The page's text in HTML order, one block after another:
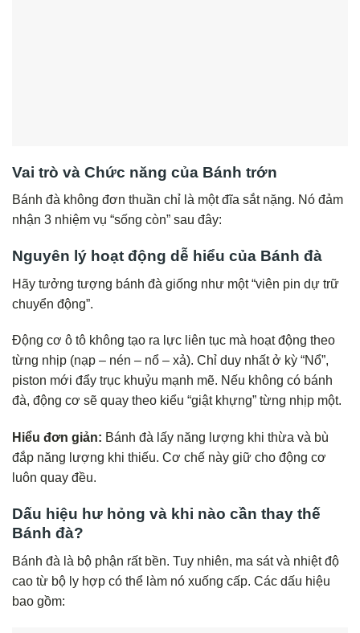
Vai trò và Chức năng của Bánh trớn
Bánh đà không đơn thuần chỉ là một đĩa sắt nặng. Nó đảm
nhận 3 nhiệm vụ “sống còn” sau đây:
Nguyên lý hoạt động dễ hiểu của Bánh đà
Hãy tưởng tượng bánh đà giống như một “viên pin dự trữ
chuyển động”.
Động cơ ô tô không tạo ra lực liên tục mà hoạt động theo
từng nhịp (nạp – nén – nổ – xả). Chỉ duy nhất ở kỳ “Nổ”,
piston mới đẩy trục khuỷu mạnh mẽ. Nếu không có bánh
đà, động cơ sẽ quay theo kiểu “giật khựng” từng nhịp một.
Hiểu đơn giản: Bánh đà lấy năng lượng khi thừa và bù
đắp năng lượng khi thiếu. Cơ chế này giữ cho động cơ
luôn quay đều.
Dấu hiệu hư hỏng và khi nào cần thay thế
Bánh đà?
Bánh đà là bộ phận rất bền. Tuy nhiên, ma sát và nhiệt độ
cao từ bộ ly hợp có thể làm nó xuống cấp. Các dấu hiệu
bao gồm: